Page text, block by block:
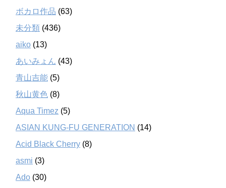
ボカロ作品 (63)
未分類 (436)
aiko (13)
あいみょん (43)
青山吉能 (5)
秋山黄色 (8)
Aqua Timez (5)
ASIAN KUNG-FU GENERATION (14)
Acid Black Cherry (8)
asmi (3)
Ado (30)